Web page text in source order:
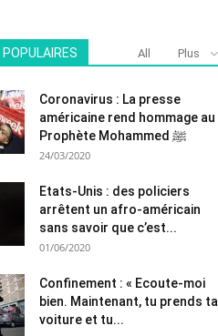
POPULAIRES All Plus
Coronavirus : La presse
américaine rend hommage au
Prophète Mohammed ﷺ
24/03/2020
Etats-Unis : des policiers
arrêtent un afro-américain
sans savoir que c’est...
01/06/2020
Confinement : « Ecoute-moi
bien. Maintenant, tu prends ta
voiture et tu...